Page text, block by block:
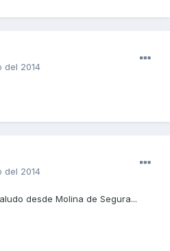
del 2014
del 2014
desde Molina de Segura...